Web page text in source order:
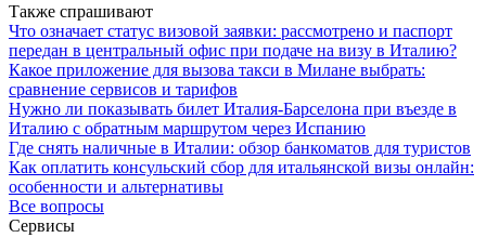
Также спрашивают
Что означает статус визовой заявки: рассмотрено и паспорт
передан в центральный офис при подаче на визу в Италию?
Какое приложение для вызова такси в Милане выбрать:
сравнение сервисов и тарифов
Нужно ли показывать билет Италия-Барселона при въезде в
Италию с обратным маршрутом через Испанию
Где снять наличные в Италии: обзор банкоматов для туристов
Как оплатить консульский сбор для итальянской визы онлайн:
особенности и альтернативы
Все вопросы
Сервисы